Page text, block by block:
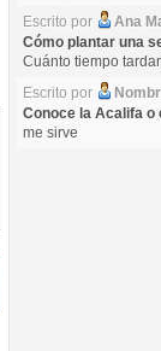
Escrito por
Ana
Cómo plantar una
Cuánto tiempo
Escrito por
Conoce la Acalifa o
me sirve